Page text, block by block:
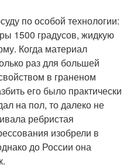
по особой технологии:
1500 градусов, жидкую
Когда материал
раз для большей
в граненом
его было практически
на пол, то далеко не
ребристая
изобрели в
до России она